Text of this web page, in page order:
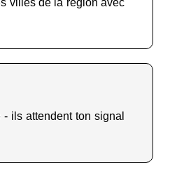
ils attendent ton signal